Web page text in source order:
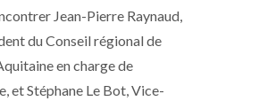
Jean-Pierre Raynaud,
du Conseil régional de
en charge de
et Stéphane Le Bot, Vice-